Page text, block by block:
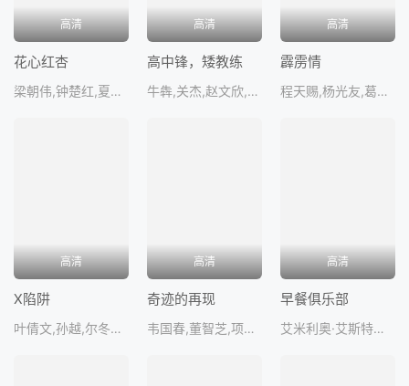
高清
花心红杏
梁朝伟,钟楚红,夏文汐,楚原,王晶JingWon
高清
高中锋，矮教练
牛犇,关杰,赵文欣,彭彧,金
高清
霹雳情
程天赐,杨光友,葛香亭,陈观泰
高清
X陷阱
叶倩文,孙越,尔冬升,林青霞,陶大
高清
奇迹的再现
韦国春,董智芝,项堃,周洁,李长
高清
早餐俱乐部
艾米利奥·艾斯特维兹,安东尼·迈克尔·豪尔,约翰·卡普洛斯,贾德·尼尔森,莫利·林沃